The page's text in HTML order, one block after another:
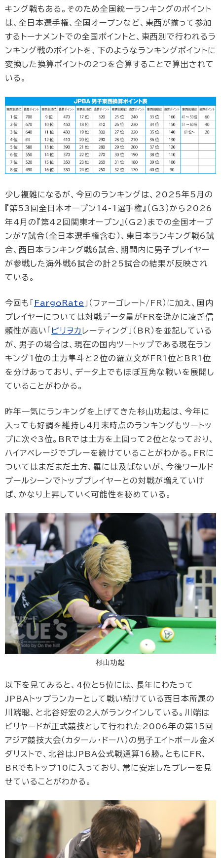
キング戦もある。そのため全国統一ランキングのポイント
は、全日本選手権、全国オープンなど、東西が揃って参加
するトーナメントでの全国ポイントと、東西別で行われるラ
ンキング戦のポイントを、下のようなランキングポイントに
変換した換算ポイントの2つを合算することで算出されて
いる。
少し複雑になるが、今回のランキングは、2025年5月の
『第53回全日本オープン14-1選手権』（G3）から2026
年4月の『第42回関東オープン』（G2）までの全国オープ
ンが7試合（全日本選手権含む）、東日本ランキング戦6試
合、西日本ランキング戦6試合、期間内に男子プレイヤー
が参戦した海外戦6試合の計25試合の結果が反映され
ている。
今回も「 FargoRate 」（ファーゴレート/FR）に加え、国内
プレイヤーについては対戦データ量がFRを遥かに凌ぎ信
頼性が高い「
ビリヲカ レーティング」（BR）を並記している
が、男子の場合は、現在の国内ツートップである現在ラン
キング1位の土方隼斗と2位の羅立文がFR1位とBR1位
を分けあっており、データ上でもほぼ互角な戦いを展開し
ていることがわかる。
昨年一気にランキングを上げてきた杉山功起は、今年に
入っても好調を維持し4月末時点のランキングもツートッ
プに次ぐ3位。BRでは土方を上回って2位となっており、
ハイアベレージでプレーを続けていることがわかる。FRに
ついてはまだまだ土方、羅には及ばないが、今後ワールド
プールシーンでトッププレイヤーとの対戦が増えていけ
ば、かなり上昇していく可能性を秘めている。
杉山功起
以下を見てみると、4位と5位には、長年にわたって
JPBAトップランカーとして戦い続けている西日本所属の
川端聡、と北谷好宏の2人がランクインしている。川端は
ビリヤードが正式競技として行われた2006年の第15回
アジア競技大会（カタール・ドーハ）の男子エイトボール金メ
ダリストで、北谷はJPBA公式戦通算16勝。ともにFR、
BRでもトップ10に入っており、常に安定したプレーを見
せていることがわかる。